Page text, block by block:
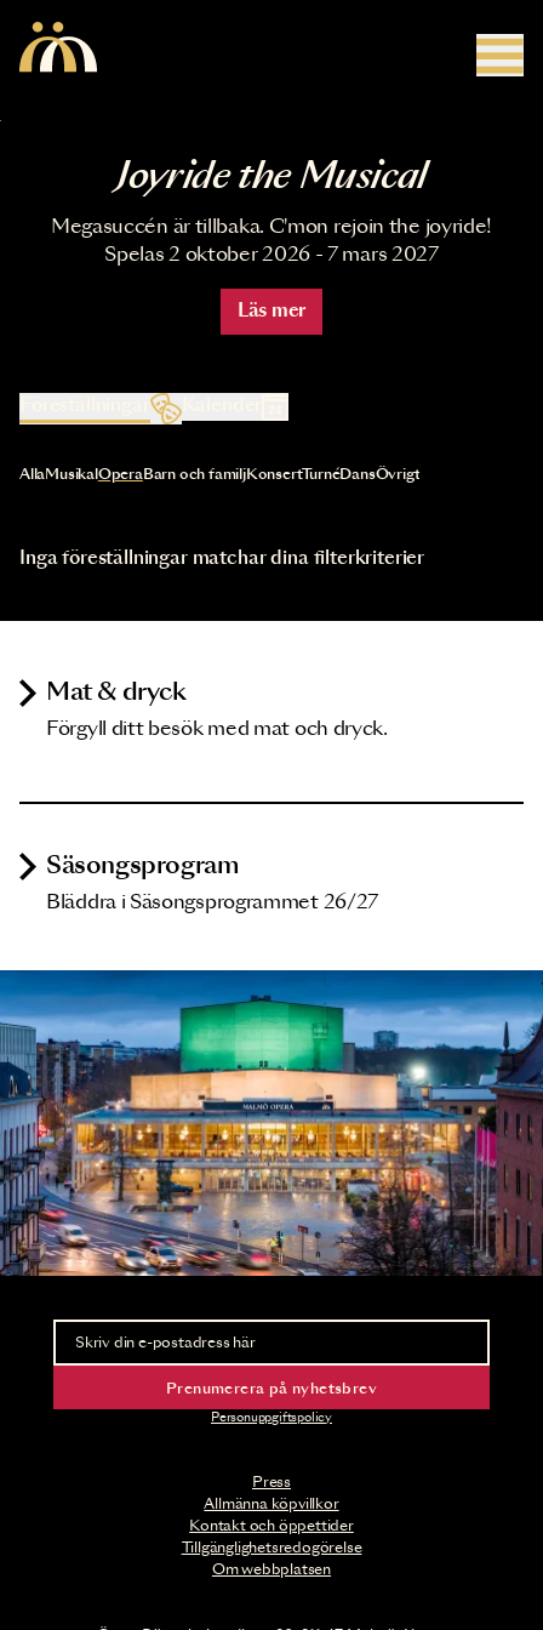
Joyride the Musical
Megasuccén är tillbaka. C'mon rejoin the joyride!
Spelas 2 oktober 2026 - 7 mars 2027
Läs mer
Kalender
Val av kategori uppdaterar innehållet automatiskt
AllaMusikal OperaBarn och familjKonsertTurnéDansÖvrigt
Inga föreställningar matchar dina filterkriterier
Mat & dryck
Förgyll ditt besök med mat och dryck.
Säsongsprogram
Bläddra i Säsongsprogrammet 26/27
Press
Allmänna köpvillkor
Kontakt och öppettider
Tillgänglighetsredogörelse
Om webbplatsen
Nyhetsbrev
Ta del av förhandsinformation och biljettsläpp.
Prenumerera på nyhetsbrev
Personuppgiftspolicy